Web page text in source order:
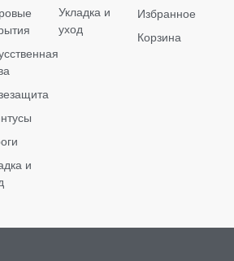
и
Укладка и
уход
Избранное
Корзина